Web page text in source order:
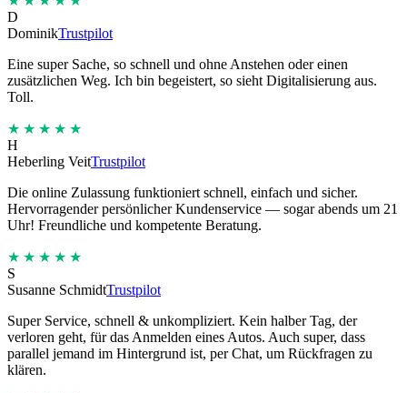
D
DominikTrustpilot
Eine super Sache, so schnell und ohne Anstehen oder einen
zusätzlichen Weg. Ich bin begeistert, so sieht Digitalisierung aus.
Toll.
★★★★★
H
Heberling VeitTrustpilot
Die online Zulassung funktioniert schnell, einfach und sicher.
Hervorragender persönlicher Kundenservice — sogar abends um 21
Uhr! Freundliche und kompetente Beratung.
★★★★★
S
Susanne SchmidtTrustpilot
Super Service, schnell & unkompliziert. Kein halber Tag, der
verloren geht, für das Anmelden eines Autos. Auch super, dass
parallel jemand im Hintergrund ist, per Chat, um Rückfragen zu
klären.